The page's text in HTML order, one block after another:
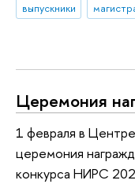
выпускники
Церемония
1 февраля в
церемония
конкурса НИРС